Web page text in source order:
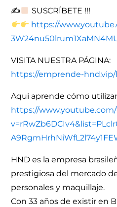
✍
SUSCRÍBETE !!!
https://
VISITA NUESTRA PÁGINA:
https://emprende-
Aqui aprende cómo
https://
HND es la empresa
prestigiosa del mercado
personales y maquillaje.
Con 33 años de existir en